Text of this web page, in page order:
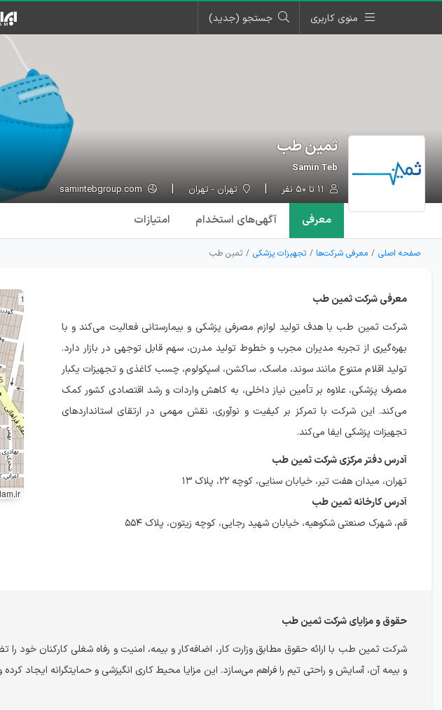
منوی کاربری جستجو (جدید)
ثمین طب
Samin Teb
تهران - تهران
معرفی آگهی‌های استخدام امتیازات
صفحه اصلی معرفی شرکت‌ها تجهیزات پزشکی ثمین طب
معرفی شرکت ثمین‌ طب
شرکت ثمین طب با هدف تولید لوازم مصرفی پزشکی و بیمارستانی فعالیت می‌کند و با
بهره‌گیری از تجربه مدیران مجرب و خطوط تولید مدرن، سهم قابل توجهی در بازار دارد.
تولید اقلام متنوع مانند سوند، ماسک، ساکشن، اسپکولوم، چسب کاغذی و تجهیزات یکبار
مصرف پزشکی، علاوه بر تأمین نیاز داخلی، به کاهش واردات و رشد اقتصادی کشور کمک
می‌کند. این شرکت با تمرکز بر کیفیت و نوآوری، نقش مهمی در ارتقای استانداردهای
تجهیزات پزشکی ایفا می‌کند.
آدرس دفتر مرکزی شرکت ثمین‌ طب
تهران، میدان هفت تیر، خیابان سنایی، کوچه ۲۲، پلاک ۱۳
آدرس کارخانه ثمین‌ طب
قم، شهرک صنعتی شکوهیه، خیابان شهید رجایی، کوچه زیتون، پلاک ۵۵۴
حقوق و مزایای شرکت ثمین‌ طب
شرکت ثمین طب با ارائه حقوق مطابق وزارت کار، اضافه‌کار و بیمه، امنیت و رفاه شغلی کارکنان خود
و بیمه آن، آسایش و راحتی تیم را فراهم می‌سازد. این مزایا محیط کاری انگیزشی و حمایتگرانه ایجاد